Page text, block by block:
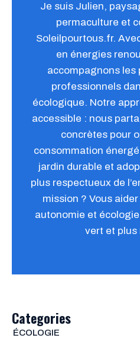
Je suis Julien,
permaculture et
Soleilpourtous.fr.
en énergies
accompagnons les
professionnels
écologique. Notre
accessible : nous
concrètes pour
consommation
jardin durable et
plus respectueux de
mission ? Vous
autonomie et
vert et plus
Categories
ÉCOLOGIE